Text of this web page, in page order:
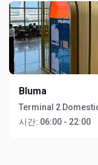
Bluma
Terminal 2
시간: 06:00 - 22:00